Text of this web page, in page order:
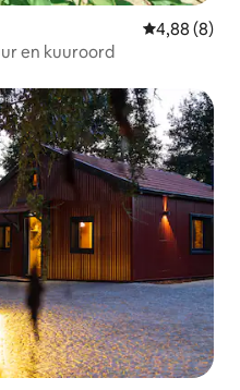
Gemiddelde
4,88 (8)
en kuuroord